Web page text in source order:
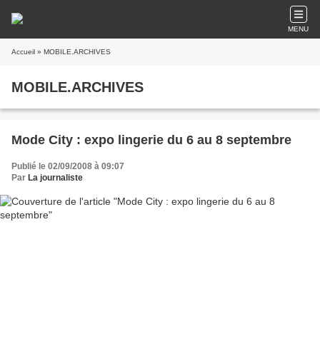
MENU
Accueil » MOBILE.ARCHIVES
MOBILE.ARCHIVES
Mode City : expo lingerie du 6 au 8 septembre
Publié le 02/09/2008 à 09:07
Par La journaliste